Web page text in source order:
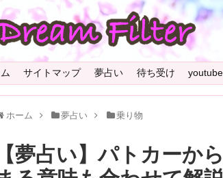
サイトマップ 夢占い 待ち受け
ホーム 夢占い 乗り物
【夢占い】パトカーか